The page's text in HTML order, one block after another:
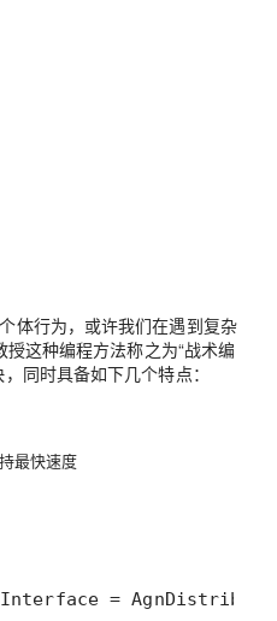
体行为，或许我们在遇到复杂
这种编程方法称之为“战术编
同时具备如下几个特点：
最快速度